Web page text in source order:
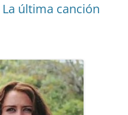
última canción